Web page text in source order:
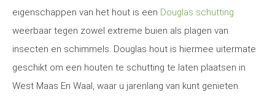
eigenschappen van het hout is een Douglas schutting
weerbaar tegen zowel extreme buien als plagen van
insecten en schimmels. Douglas hout is hiermee uitermate
geschikt om een houten te schutting te laten plaatsen in
West Maas En Waal, waar u jarenlang van kunt genieten.